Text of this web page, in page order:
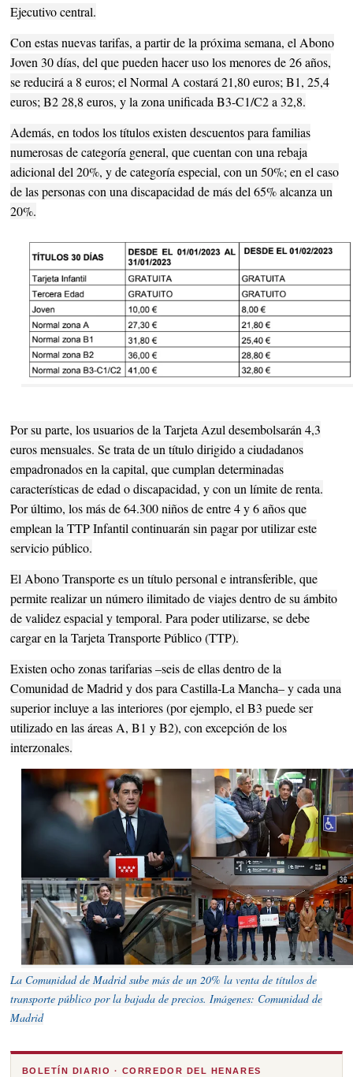
Ejecutivo central.
Con estas nuevas tarifas, a partir de la próxima semana, el Abono
Joven 30 días, del que pueden hacer uso los menores de 26 años,
se reducirá a 8 euros; el Normal A costará 21,80 euros; B1, 25,4
euros; B2 28,8 euros, y la zona unificada B3-C1/C2 a 32,8.
Además, en todos los títulos existen descuentos para familias
numerosas de categoría general, que cuentan con una rebaja
adicional del 20%, y de categoría especial, con un 50%; en el caso
de las personas con una discapacidad de más del 65% alcanza un
20%.
Por su parte, los usuarios de la Tarjeta Azul desembolsarán 4,3
euros mensuales. Se trata de un título dirigido a ciudadanos
empadronados en la capital, que cumplan determinadas
características de edad o discapacidad, y con un límite de renta.
Por último, los más de 64.300 niños de entre 4 y 6 años que
emplean la TTP Infantil continuarán sin pagar por utilizar este
servicio público.
El Abono Transporte es un título personal e intransferible, que
permite realizar un número ilimitado de viajes dentro de su ámbito
de validez espacial y temporal. Para poder utilizarse, se debe
cargar en la Tarjeta Transporte Público (TTP).
Existen ocho zonas tarifarias –seis de ellas dentro de la
Comunidad de Madrid y dos para Castilla-La Mancha– y cada una
superior incluye a las interiores (por ejemplo, el B3 puede ser
utilizado en las áreas A, B1 y B2), con excepción de los
interzonales.
La Comunidad de Madrid sube más de un 20% la venta de títulos de
transporte público por la bajada de precios. Imágenes: Comunidad de
Madrid
BOLETÍN DIARIO · CORREDOR DEL HENARES